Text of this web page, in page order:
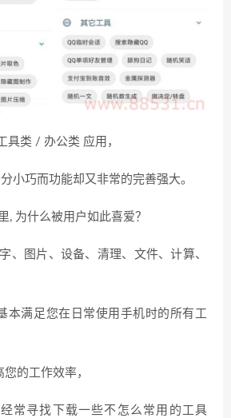
具类 / 办公类 应用，
小巧而功能却又非常的完善强大。
, 为什么被用户如此喜爱？
、图片、设备、清理、文件、计算、
本满足您在日常使用手机时的所有工
的工作效率，
常寻找下载一些不怎么常用的工具